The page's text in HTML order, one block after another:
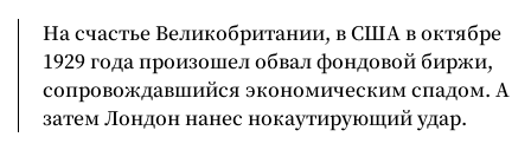
На счастье Великобритании, в США в октябре
1929 года произошел обвал фондовой биржи,
сопровождавшийся экономическим спадом. А
затем Лондон нанес нокаутирующий удар.